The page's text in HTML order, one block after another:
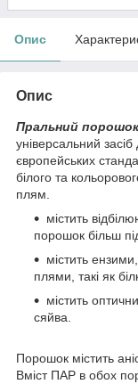
Опис
Опис
Пральний
універсальний
європейських
білого та
плям.
містить
порошок більш
містить
плями, такі як
містить
сяйва.
Порошок містить
Вміст ПАР в обох